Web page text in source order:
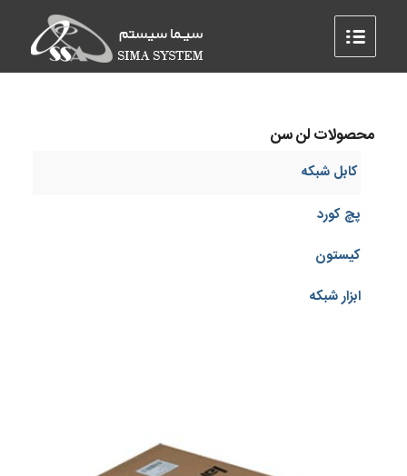
محصولات لن سن
کابل شبکه
پچ کورد
کیستون
ابزار شبکه